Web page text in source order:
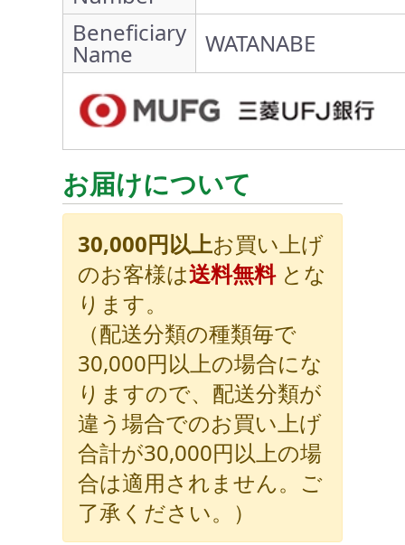
Beneficiary
Name WATANABE
お届けについて
30,000円以上お買い上げ
のお客様は送料無料とな
ります。
（配送分類の種類毎で
30,000円以上の場合にな
りますので、配送分類が
違う場合でのお買い上げ
合計が30,000円以上の場
合は適用されません。ご
了承ください。）